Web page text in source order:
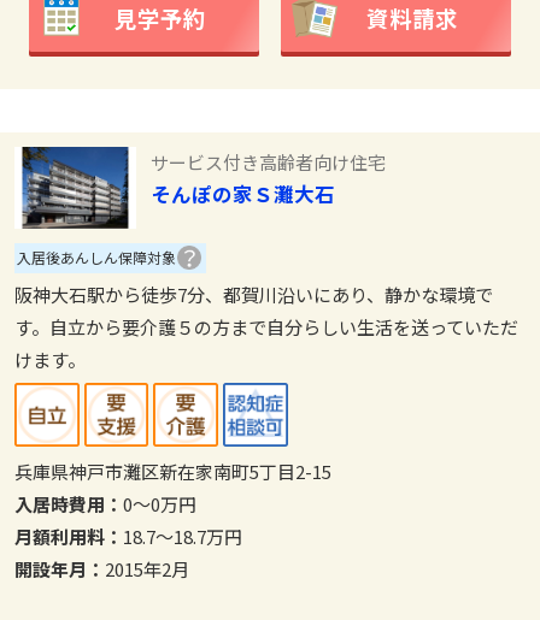
見学予約 資料請求
サービス付き高齢者向け住宅
そんぽの家Ｓ灘大石
入居後あんしん保障対象
阪神大石駅から徒歩7分、都賀川沿いにあり、静かな環境で
す。自立から要介護５の方まで自分らしい生活を送っていただ
けます。
兵庫県神戸市灘区新在家南町5丁目2-15
入居時費用： 0～0万円
月額利用料： 18.7～18.7万円
開設年月： 2015年2月